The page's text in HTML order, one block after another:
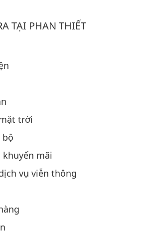
TẠI PHAN THIẾT
trời
bộ
mãi
vụ viễn thông